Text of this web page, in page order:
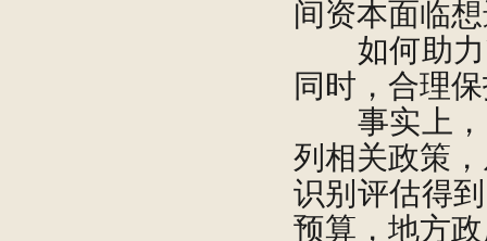
间资本面临
如何助力
同时，合理
事实上，
列相关政策
识别评估得
预算，地方